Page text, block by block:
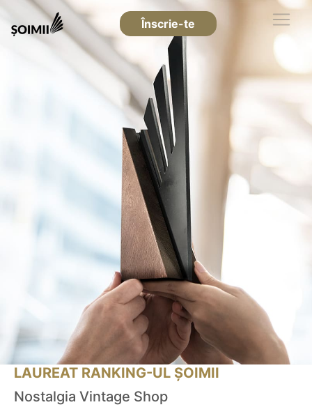
Înscrie-te
LAUREAT RANKING-UL ȘOIMII
Nostalgia Vintage Shop